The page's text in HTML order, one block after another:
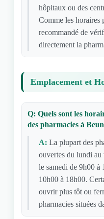
hôpitaux ou des
Comme les horaires
recommandé de
directement la
Emplacement et
Q: Quels sont les
des pharmacies à
A: La plupart des
ouvertes du lundi
le samedi de 9h00 à
10h00 à 18h00.
ouvrir plus tôt ou
pharmacies situées